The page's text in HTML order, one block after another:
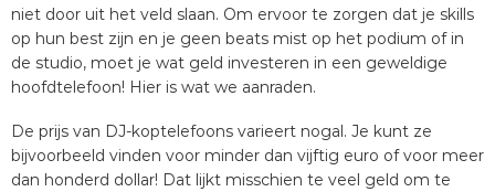
niet door uit het veld slaan. Om ervoor te zorgen dat je skills
op hun best zijn en je geen beats mist op het podium of in
de studio, moet je wat geld investeren in een geweldige
hoofdtelefoon! Hier is wat we aanraden.
De prijs van DJ-koptelefoons varieert nogal. Je kunt ze
bijvoorbeeld vinden voor minder dan vijftig euro of voor meer
dan honderd dollar! Dat lijkt misschien te veel geld om te